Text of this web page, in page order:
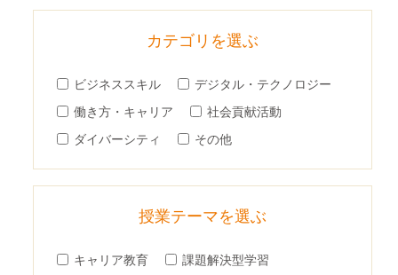
カテゴリを選ぶ
ビジネススキル
デジタル・テクノロジー
働き方・キャリア
社会貢献活動
ダイバーシティ
その他
授業テーマを選ぶ
キャリア教育
課題解決型学習